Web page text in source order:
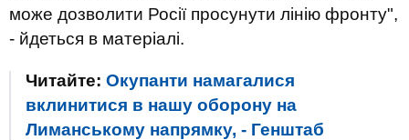
може дозволити Росії просунути лінію фронту",
- йдеться в матеріалі.
Читайте: Окупанти намагалися
вклинитися в нашу оборону на
Лиманському напрямку, - Генштаб